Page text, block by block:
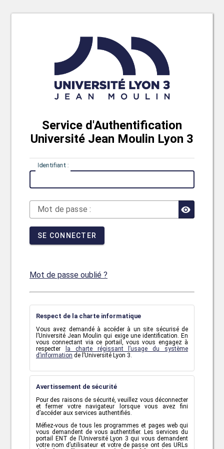
Service d'Authentification
Université Jean Moulin Lyon 3
Identifiant :
Mot de passe :
SE CONNECTER
Mot de passe oublié ?
Respect de la charte informatique
Vous avez demandé à accéder à un site sécurisé de
l’Université Jean Moulin qui exige une identification. En
vous connectant via ce portail, vous vous engagez à
respecter
la charte régissant l’usage du système
d’information de l’Université Lyon 3.
Avertissement de sécurité
Pour des raisons de sécurité, veuillez vous déconnecter
et fermer votre navigateur lorsque vous avez fini
d’accéder aux services authentifiés.
Méfiez-vous de tous les programmes et pages web qui
vous demandent de vous authentifier. Les services du
portail ENT de l’Université Lyon 3 qui vous demandent
votre nom d’utilisateur et votre de passe ont des URLs